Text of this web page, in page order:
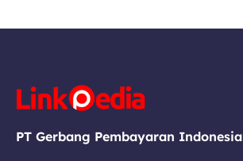
PT Gerbang Pembayaran Indonesia